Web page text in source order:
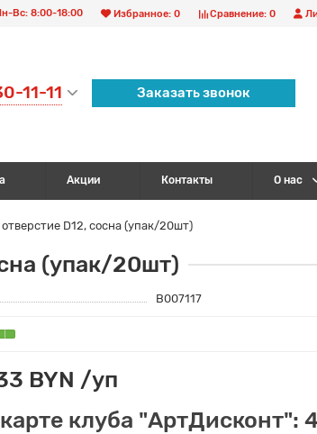
Сравнение: 0
Избранное: 0
Вс: 8:00-18:00
11-11 Заказать звонок
Акции Контакты О нас
D12, сосна (упак/20шт)
(упак/20шт)
B007117
BYN /уп
клуба "АртДисконт":